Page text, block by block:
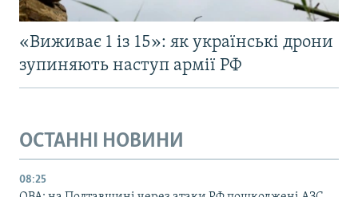
«Виживає 1 із 15»: як українські дрони
зупиняють наступ армії РФ
ОСТАННІ НОВИНИ
08:25